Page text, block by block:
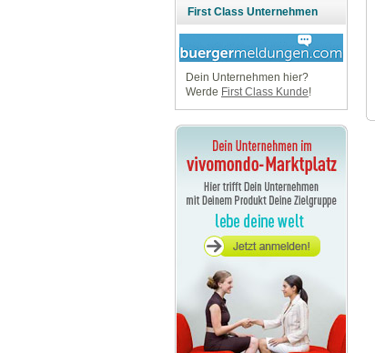
First Class Unternehmen
Dein Unternehmen hier?
Werde First Class Kunde!